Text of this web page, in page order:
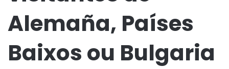
Alemaña, Países
Baixos ou Bulgaria